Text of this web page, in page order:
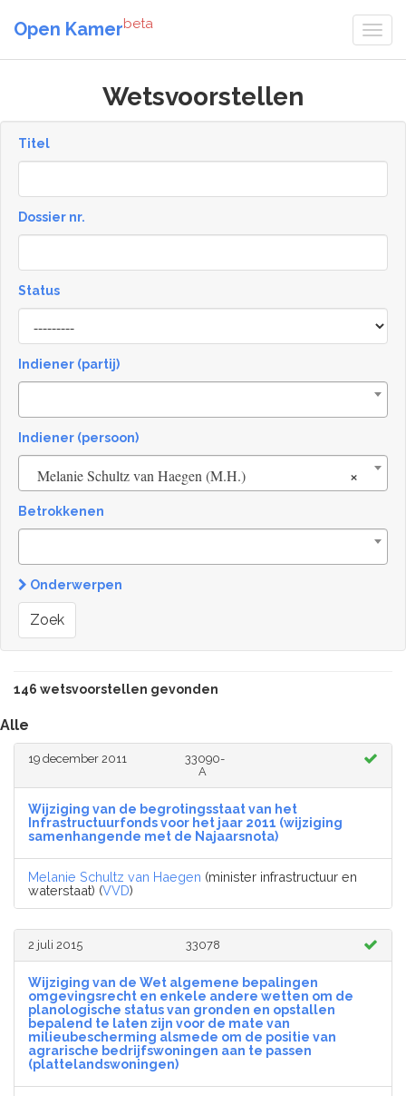
Open Kamerbeta
Wetsvoorstellen
Titel
Dossier nr.
Status
Status
Indiener (partij)
Indiener (persoon)
×
Melanie Schultz van Haegen (M.H.)
Betrokkenen
Onderwerpen
Zoek
146 wetsvoorstellen gevonden
Alle
19 december 2011
33090-
A
Wijziging van de begrotingsstaat van het
Infrastructuurfonds voor het jaar 2011 (wijziging
samenhangende met de Najaarsnota)
Melanie Schultz van Haegen (minister infrastructuur en
waterstaat) (VVD)
2 juli 2015 33078
Wijziging van de Wet algemene bepalingen
omgevingsrecht en enkele andere wetten om de
planologische status van gronden en opstallen
bepalend te laten zijn voor de mate van
milieubescherming alsmede om de positie van
agrarische bedrijfswoningen aan te passen
(plattelandswoningen)